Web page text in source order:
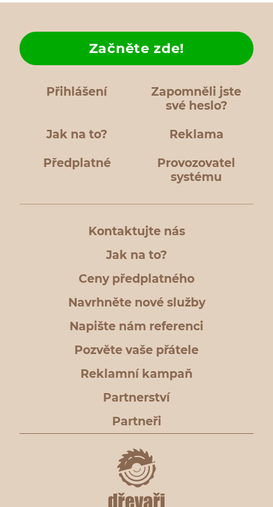
Přihlášení
Zapomněli jste
své heslo?
Jak na to?
Začněte zde!
Reklama
Předplatné
Provozovatel
systému
Kontaktujte nás
Jak na to?
Ceny předplatného
Navrhněte nové služby
Napište nám referenci
Pozvěte vaše přátele
Reklamní kampaň
Partnerství
Partneři